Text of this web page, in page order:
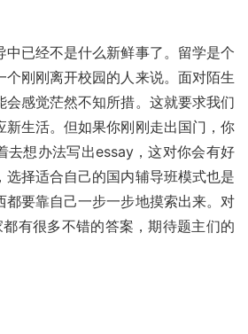
中已经不是什么新鲜事了。留学是个
个刚刚离开校园的人来说。面对陌生
会感觉茫然不知所措。这就要求我们
新生活。但如果你刚刚走出国门，你
去想办法写出essay，这对你会有好
选择适合自己的国内辅导班模式也是
都要靠自己一步一步地摸索出来。对
有很多不错的答案，期待题主们的